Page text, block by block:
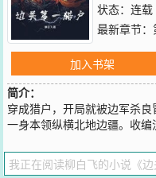
状态：连载
最新章节：
加入书架
简介：
穿成猎户，开局就被边军杀
一身本领纵横北地边疆。收编
军，朝廷的嘉奖也随之而来。
日进关！”“这腐朽的王朝也是